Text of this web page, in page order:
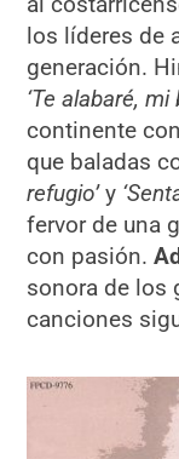
los líderes de
generación.
‘Te alabaré,
continente
que baladas
refugio’y
fervor de una
con pasión.
sonora de los
canciones